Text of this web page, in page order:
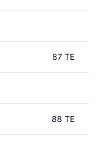
87 TE
88 TE